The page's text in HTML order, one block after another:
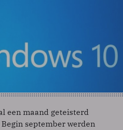
een maand geteisterd
september werden